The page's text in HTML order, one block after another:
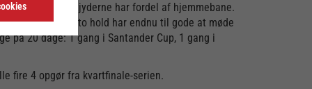
og midtjyderne har fordel af hjemmebane.
i 2019. De to hold har endnu til gode at møde
på 20 dage: 1 gang i Santander Cup, 1 gang i
fire 4 opgør fra kvartfinale-serien.